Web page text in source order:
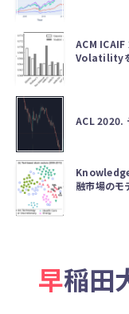
ACM
Volatility
ACL 2020.
融市場のモ
早稲